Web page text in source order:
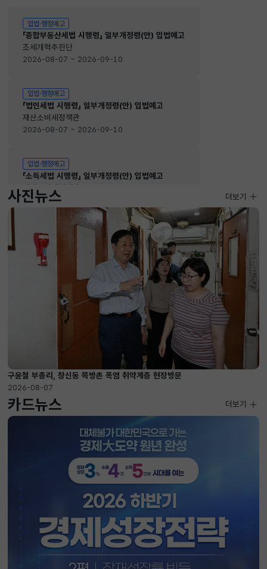
입법·행정예고
입법·행정예고
「종합부동산세법 시행령」 일부개정령(안) 입법예고
조세개혁추진단
2026-08-07 ~ 2026-09-10
입법·행정예고
「법인세법 시행령」 일부개정령(안) 입법예고
재산소비세정책관
2026-08-07 ~ 2026-09-10
입법·행정예고
「소득세법 시행령」 일부개정령(안) 입법예고
재산소비세정책관
2026-08-07 ~ 2026-09-10
사진뉴스
구윤철 부총리, 창신동 쪽방촌 폭염 취약계층 현장방문
2026-08-07
사진뉴스
더보기
카드뉴스 더보기